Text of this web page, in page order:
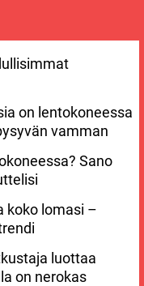
on lentokoneessa
vamman
Sano
koko lomasi –
luottaa
on nerokas